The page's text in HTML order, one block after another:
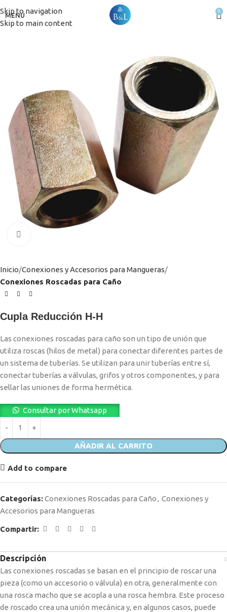
Skip to navigation
Skip to main content
MENÚ
0
Inicio Conexiones y Accesorios para Mangueras
Conexiones Roscadas para Caño
Cupla Reducción H-H
Las conexiones roscadas para caño son un tipo de unión que
utiliza roscas (hilos de metal) para conectar diferentes partes de
un sistema de tuberías. Se utilizan para unir tuberías entre sí,
conectar tuberías a válvulas, grifos y otros componentes, y para
sellar las uniones de forma hermética.
Consultar por Whatsapp
AÑADIR AL CARRITO
Add to compare
Categorías:Conexiones Roscadas para Caño, Conexiones y
Accesorios para Mangueras
Compartir:
Descripción
Las conexiones roscadas se basan en el principio de roscar una
pieza (como un accesorio o válvula) en otra, generalmente con
una rosca macho que se acopla a una rosca hembra. Este proceso
de roscado crea una unión mecánica y, en algunos casos, puede